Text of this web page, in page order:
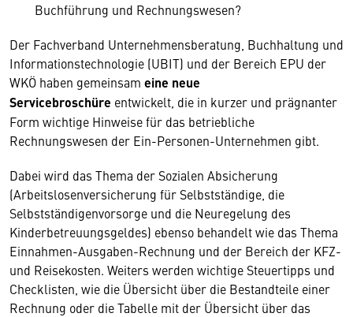
Buchführung und Rechnungswesen?
Der Fachverband Unternehmensberatung, Buchhaltung und
Informationstechnologie (UBIT) und der Bereich EPU der
WKÖ haben gemeinsam eine neue
Servicebroschüre entwickelt, die in kurzer und prägnanter
Form wichtige Hinweise für das betriebliche
Rechnungswesen der Ein-Personen-Unternehmen gibt.
Dabei wird das Thema der Sozialen Absicherung
(Arbeitslosenversicherung für Selbstständige, die
Selbstständigenvorsorge und die Neuregelung des
Kinderbetreuungsgeldes) ebenso behandelt wie das Thema
Einnahmen-Ausgaben-Rechnung und der Bereich der KFZ-
und Reisekosten. Weiters werden wichtige Steuertipps und
Checklisten, wie die Übersicht über die Bestandteile einer
Rechnung oder die Tabelle mit der Übersicht über das